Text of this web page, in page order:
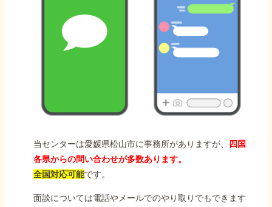
当センターは愛媛県松山市に事務所がありますが、
四国
各県からの問い合わせが多数あります。
全国対応可能です。
面談については電話やメールでのやり取りでもできます